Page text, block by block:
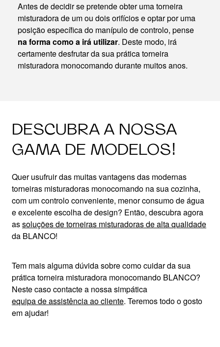
Antes de decidir se pretende obter uma torneira
misturadora de um ou dois orifícios e optar por uma
posição específica do manípulo de controlo, pense
na forma como a irá utilizar. Deste modo, irá
certamente desfrutar da sua prática torneira
misturadora monocomando durante muitos anos.
DESCUBRA A NOSSA
GAMA DE MODELOS!
Quer usufruir das muitas vantagens das modernas
torneiras misturadoras monocomando na sua cozinha,
com um controlo conveniente, menor consumo de água
e excelente escolha de design? Então, descubra agora
assoluções de torneiras misturadoras de alta qualidade
da BLANCO!
Tem mais alguma dúvida sobre como cuidar da sua
prática torneira misturadora monocomando BLANCO?
Neste caso contacte a nossa simpática
equipa de assistência ao cliente. Teremos todo o gosto
em ajudar!